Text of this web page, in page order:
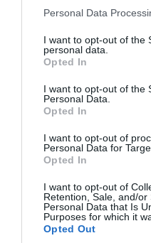
Please note that this
not limited to your visit or
grant or deny consent to
use your data for below
consent section.
Personal Data
I want to opt-out of the
personal data.
Opted In
I want to opt-out of the
Personal Data.
Opted In
I want to opt-out of
Personal Data for
Opted In
I want to opt-out of
Retention, Sale, and/or
Personal Data that Is
Purposes for which it
Opted Out
07.08.2026 | 20:02
Ο Γιάννης Αλαφούζος
απομάκρυνσής του